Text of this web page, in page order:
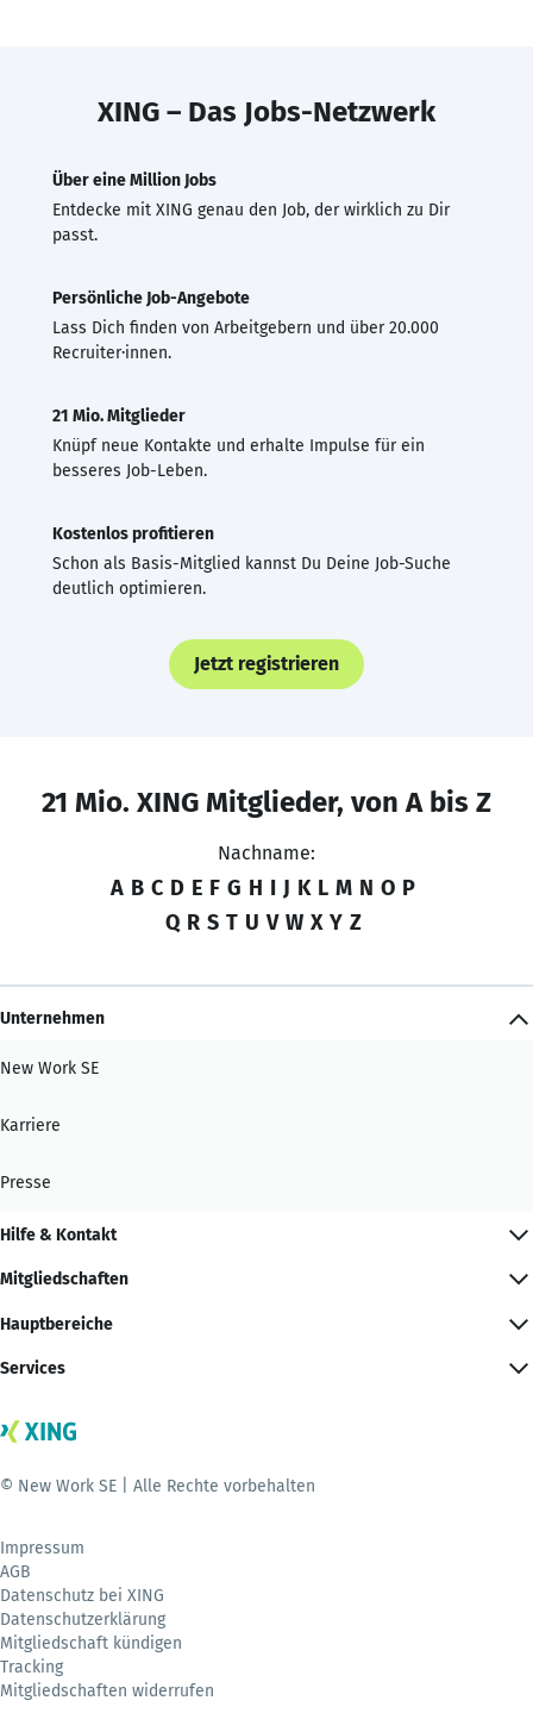
XING – Das Jobs-Netzwerk
Über eine Million Jobs
Entdecke mit XING genau den Job, der wirklich zu Dir
passt.
Persönliche Job-Angebote
Lass Dich finden von Arbeitgebern und über 20.000
Recruiter·innen.
21 Mio. Mitglieder
Knüpf neue Kontakte und erhalte Impulse für ein
besseres Job-Leben.
Kostenlos profitieren
Schon als Basis-Mitglied kannst Du Deine Job-Suche
deutlich optimieren.
Jetzt registrieren
21 Mio. XING Mitglieder, von A bis Z
Nachname:
A B C D E F G H I J K L M N O P
Q R S T U V W X Y Z
Unternehmen
New Work SE
Karriere
Presse
Hilfe & Kontakt
Mitgliedschaften
Hauptbereiche
Services
© New Work SE | Alle Rechte vorbehalten
Impressum
AGB
Datenschutz bei XING
Datenschutzerklärung
Mitgliedschaft kündigen
Tracking
Mitgliedschaften widerrufen